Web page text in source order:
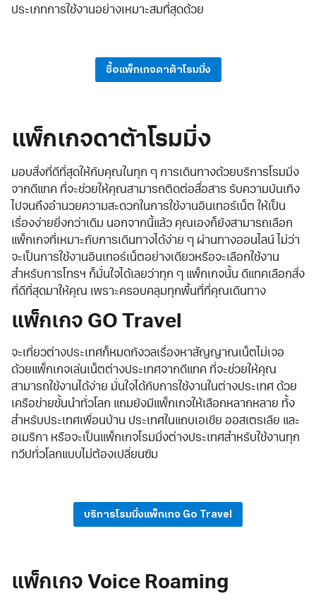
ประเภทการใช้งานอย่างเหมาะสมที่สุดด้วย
ซื้อแพ็กเกจดาต้าโรมมิ่ง
แพ็กเกจดาต้าโรมมิ่ง
มอบสิ่งที่ดีที่สุดให้กับคุณในทุก ๆ การเดินทางด้วยบริการโรมมิ่ง
จากดีแทค ที่จะช่วยให้คุณสามารถติดต่อสื่อสาร รับความบันเทิง
ไปจนถึงอำนวยความสะดวกในการใช้งานอินเทอร์เน็ต ให้เป็น
เรื่องง่ายยิ่งกว่าเดิม นอกจากนี้แล้ว คุณเองก็ยังสามารถเลือก
แพ็กเกจที่เหมาะกับการเดินทางได้ง่าย ๆ ผ่านทางออนไลน์ ไม่ว่า
จะเป็นการใช้งานอินเทอร์เน็ตอย่างเดียวหรือจะเลือกใช้งาน
สำหรับการโทรฯ ก็มั่นใจได้เลยว่าทุก ๆ แพ็กเกจนั้น ดีแทคเลือกสิ่ง
ที่ดีที่สุดมาให้คุณ เพราะครอบคลุมทุกพื้นที่ที่คุณเดินทาง
แพ็กเกจ GO Travel
จะเที่ยวต่างประเทศก็หมดกังวลเรื่องหาสัญญาณเน็ตไม่เจอ
ด้วยแพ็กเกจเล่นเน็ตต่างประเทศจากดีแทค ที่จะช่วยให้คุณ
สามารถใช้งานได้ง่าย มั่นใจได้กับการใช้งานในต่างประเทศ ด้วย
เครือข่ายชั้นนำทั่วโลก แถมยังมีแพ็กเกจให้เลือกหลากหลาย ทั้ง
สำหรับประเทศเพื่อนบ้าน ประเทศในแถบเอเชีย ออสเตรเลีย และ
อเมริกา หรือจะเป็นแพ็กเกจโรมมิ่งต่างประเทศสำหรับใช้งานทุก
ทวีปทั่วโลกแบบไม่ต้องเปลี่ยนซิม
บริการโรมมิ่งแพ็กเกจ Go Travel
แพ็กเกจ Voice Roaming